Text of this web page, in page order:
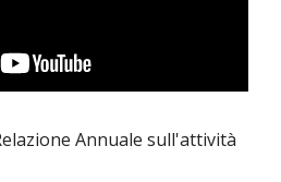
Annuale sull'attività